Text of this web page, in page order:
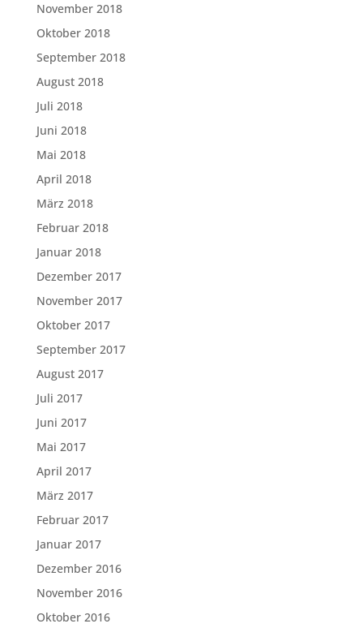
November 2018
Oktober 2018
September 2018
August 2018
Juli 2018
Juni 2018
Mai 2018
April 2018
März 2018
Februar 2018
Januar 2018
Dezember 2017
November 2017
Oktober 2017
September 2017
August 2017
Juli 2017
Juni 2017
Mai 2017
April 2017
März 2017
Februar 2017
Januar 2017
Dezember 2016
November 2016
Oktober 2016